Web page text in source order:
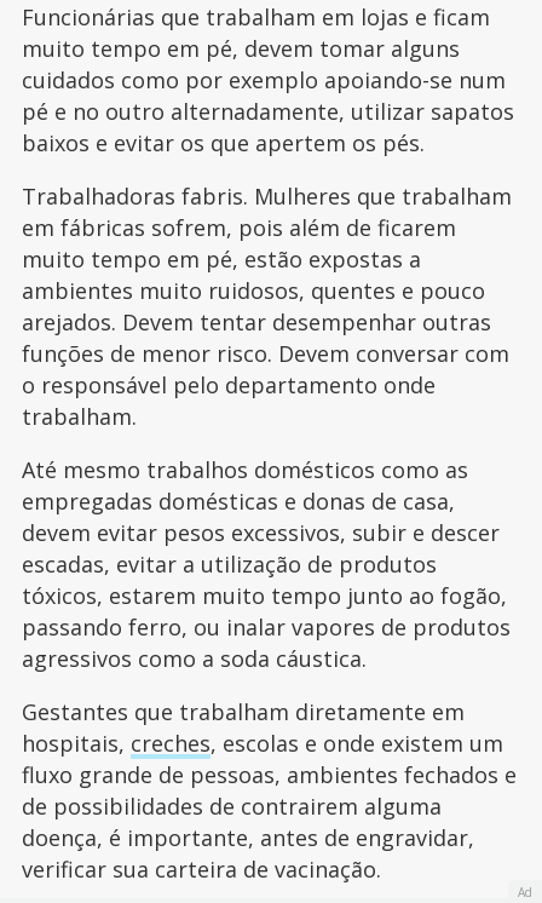
Funcionárias que trabalham em lojas e ficam
muito tempo em pé, devem tomar alguns
cuidados como por exemplo apoiando-se num
pé e no outro alternadamente, utilizar sapatos
baixos e evitar os que apertem os pés.
Trabalhadoras fabris. Mulheres que trabalham
em fábricas sofrem, pois além de ficarem
muito tempo em pé, estão expostas a
ambientes muito ruidosos, quentes e pouco
arejados. Devem tentar desempenhar outras
funções de menor risco. Devem conversar com
o responsável pelo departamento onde
trabalham.
Até mesmo trabalhos domésticos como as
empregadas domésticas e donas de casa,
devem evitar pesos excessivos, subir e descer
escadas, evitar a utilização de produtos
tóxicos, estarem muito tempo junto ao fogão,
passando ferro, ou inalar vapores de produtos
agressivos como a soda cáustica.
Gestantes que trabalham diretamente em
hospitais, creches, escolas e onde existem um
fluxo grande de pessoas, ambientes fechados e
de possibilidades de contrairem alguma
doença, é importante, antes de engravidar,
verificar sua carteira de vacinação.
Ad